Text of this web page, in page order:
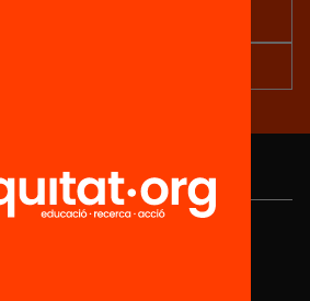
ja han triat Equitat. Rep
i projectes per millorar la
a Catalunya.